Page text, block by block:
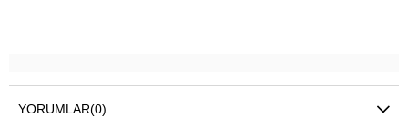
YORUMLAR(0)